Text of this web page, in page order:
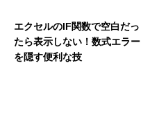
エクセルのIF関数で空白だっ
たら表示しない！数式エラー
を隠す便利な技